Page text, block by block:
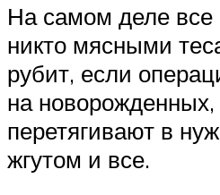
На самом деле все
никто мясными
рубит, если
на новорожденных,
перетягивают в
жгутом и все.